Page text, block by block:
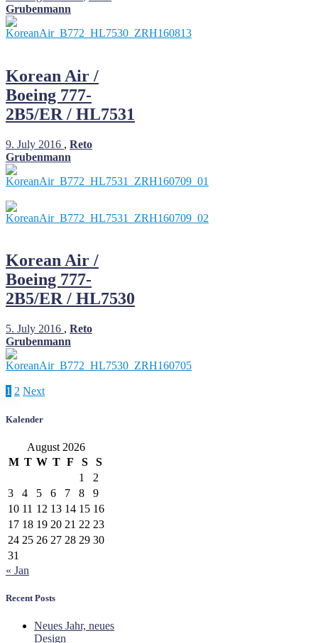
Grubenmann
Korean Air /
Boeing 777-
2B5/ER / HL7531
9. July 2016 , Reto
Grubenmann
Korean Air /
Boeing 777-
2B5/ER / HL7530
5. July 2016 , Reto
Grubenmann
Posts
pagination
1 2 Next
Kalender
August 2026
M T W T F S
S
1
2
3
4 5 6 7 8
9
10 11 12 13 14 15 16
17 18 19 20 21 22 23
24 25 26 27 28 29 30
31
« Jan
Recent Posts
Neues Jahr, neues
Design